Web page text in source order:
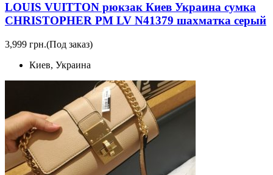
LOUIS VUITTON рюкзак Киев Украина сумка
CHRISTOPHER PM LV N41379 шахматка серый
3,999 грн.(Под заказ)
Киев, Украина